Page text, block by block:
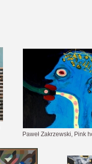
Paweł Zakrzewski, Pink